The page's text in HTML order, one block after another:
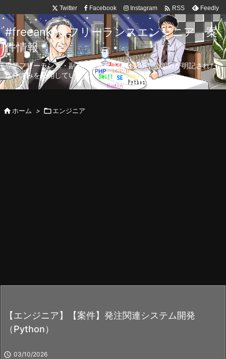
Twitter Facebook Instagram  RSS Feedly
#freeanken フリーランスエンジニア 案
件情報
専業フリーランス・副業向け案件を毎日更新！公開日が明記された
案件のみを公開しています。
ホーム > エンジニア
【エンジニア】【案件】発注関連システム開発
（Python）
 03/10/2026